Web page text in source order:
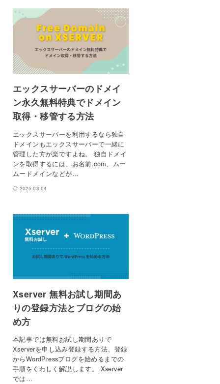
エックスサーバーのドメイ
ン永久無料特典でドメイン
取得・移管する方法
エックスサーバーを利用するなら独自
ドメインもエックスサーバーで一緒に
管理した方が楽ですよね。 独自ドメイ
ンを取得するには、お名前.com、ムー
ムードメインなどが…
2025-03-04
Xserver 無料お試し期間あ
りの登録方法とブログの始
め方
本記事では無料お試し期間ありで
Xserverを申し込み登録する方法、登録
からWordPressブログを始めるまでの
手順をくわしく解説します。 Xserver
では…